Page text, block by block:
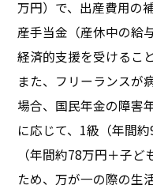
万円）で、出産費用の
産手当金（産休中の給
経済的支援を受けるこ
また、フリーランスが
場合、国民年金の障害
に応じて、1級（年間
（年間約78万円＋子
ため、万が一の際の生